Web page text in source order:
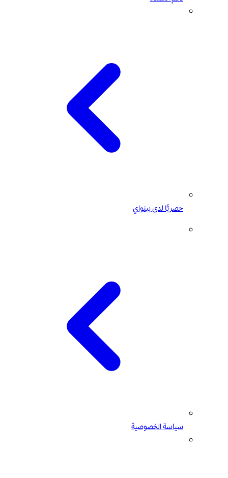
حصريًّا لدى بيتواي
سياسة الخصوصية